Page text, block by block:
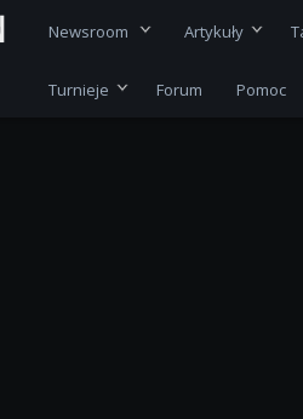
Newsroom Artykuły
Turnieje Forum Pomoc